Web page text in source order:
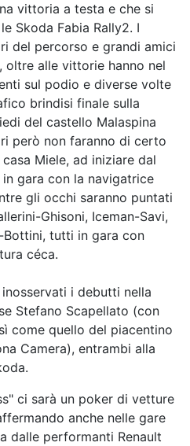
vittoria a testa e che si
Skoda Fabia Rally2. I
del percorso e grandi amici
oltre alle vittorie hanno nel
sul podio e diverse volte
brindisi finale sulla
del castello Malaspina
però non faranno di certo
Miele, ad iniziare dal
in gara con la navigatrice
gli occhi saranno puntati
Ghisoni, Iceman-Savi,
tutti in gara con
céca.
i debutti nella
Stefano Scapellato (con
come quello del piacentino
Camera), entrambi alla
ci sarà un poker di vetture
anche nelle gare
dalle performanti Renault